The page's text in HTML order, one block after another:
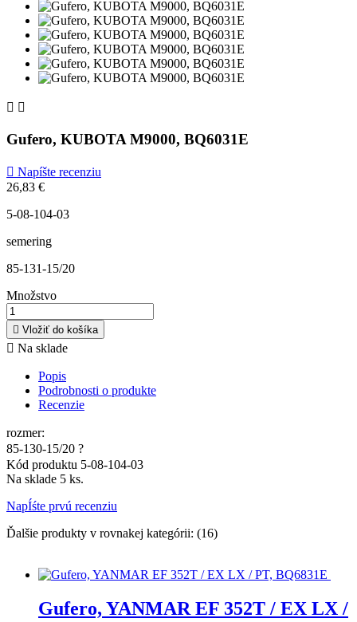
 
Gufero, KUBOTA M9000, BQ6031E
 Napíšte recenziu
26,83 €
5-08-104-03
semering
85-131-15/20
Množstvo
 Vložiť do košíka
 Na sklade
Popis
Podrobnosti o produkte
Recenzie
rozmer:
85-130-15/20 ?
Kód produktu 5-08-104-03
Na sklade 5 ks.
NapÍśte prvú recenziu
Ďalšie produkty v rovnakej kategórii: (16)
Gufero, YANMAR EF 352T / EX LX /